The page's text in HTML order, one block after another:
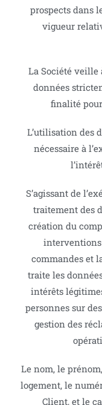
prospects dans
vigueur
La Société veille
données
finalité
L’utilisation des
nécessaire à
S’agissant de
traitement des
création du
interventions
commandes et
traite les
intérêts
personnes sur
gestion des
Le nom, le
logement, le
Client, et le